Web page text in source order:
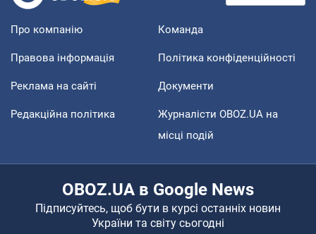
Про компанію Команда
Правова інформація Політика конфіденційності
Реклама на сайті Документи
Редакційна політика
Журналісти OBOZ.UA на
місці подій
OBOZ.UA в Google News
Підписуйтесь, щоб бути в курсі останніх новин
України та світу сьогодні